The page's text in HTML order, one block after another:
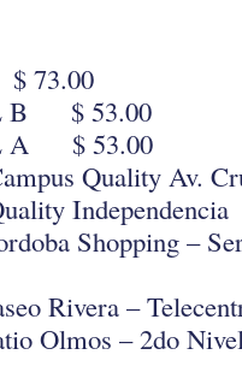
73.00
B $ 53.00
A $ 53.00
Quality Av.
Independencia
Shopping –
Rivera –
Olmos – 2do